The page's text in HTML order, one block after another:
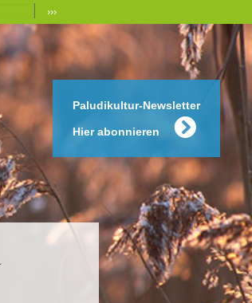
Paludikultur-Newsletter
Hier abonnieren
›››